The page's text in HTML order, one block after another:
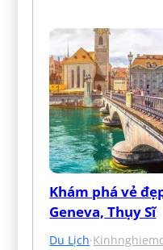
Khám phá vẻ
Geneva, Thụy Sĩ
Du Lịch·